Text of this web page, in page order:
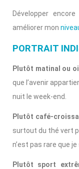
Développer
améliorer mon
PORTRAIT
Plutôt matinal ou
que l’avenir
nuit le week-end.
Plutôt café-
surtout du thé vert
n’est pas rare que
Plutôt sport